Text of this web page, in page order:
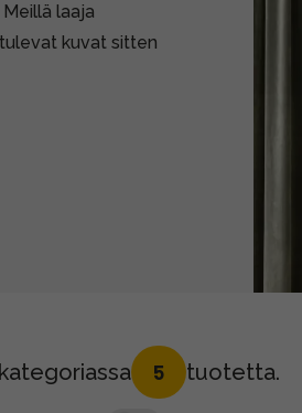
laaja
kuvat sitten
5 tuotetta.